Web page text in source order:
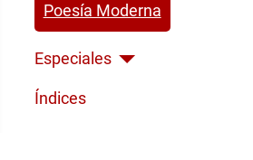
Poesía Moderna
Especiales
Índices